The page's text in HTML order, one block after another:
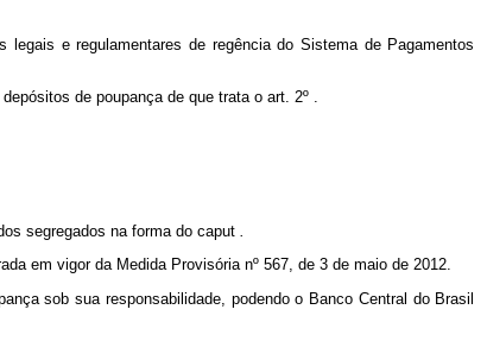
e regulamentares de regência do Sistema de Pagamentos
de poupança de que trata o art. 2º .
segregados na forma docaput
em vigor da Medida Provisória nº 567, de 3 de maio de 2012.
sob sua responsabilidade, podendo o Banco Central do Brasil